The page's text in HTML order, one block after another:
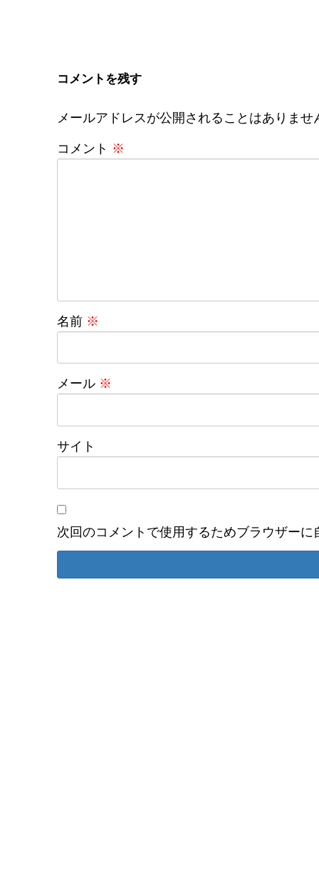
コメントを残す
メールアドレスが公開されることはありませ
コメント ※
名前 ※
メール ※
サイト
次回のコメントで使用するためブラウザー